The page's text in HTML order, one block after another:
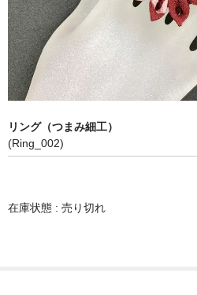
お問い合わせ
リング（つまみ細工）
(Ring_002)
在庫状態 : 売り切れ